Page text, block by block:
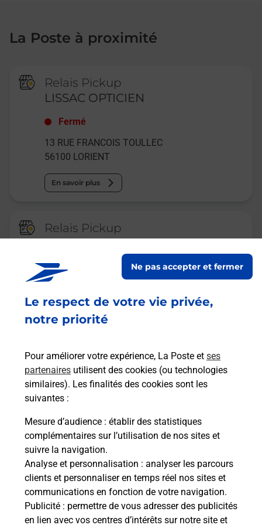
Le respect de votre vie privée,
notre priorité
Pour améliorer votre expérience, La Poste et ses
partenaires utilisent des cookies (ou technologies
similaires). Les finalités des cookies sont les
suivantes :
Mesure d’audience : établir des statistiques
complémentaires sur l’utilisation de nos sites et
suivre la navigation.
Analyse et personnalisation : analyser les parcours
clients et personnaliser en temps réel nos sites et
communications en fonction de votre navigation.
Publicité : permettre de vous adresser des publicités
en lien avec vos centres d’intérêts sur notre site et
Ne pas accepter et fermer
La Poste à proximité
Relais Pickup
LISSAC OPTICIEN
Fermé
13 RUE FRANCOIS TOULLEC
56100 LORIENT
En savoir plus
Relais Pickup
CONSIGNE HOTEL RINASCITEL
jusqu'à 23h59
1 RUE DE BRETAGNE
56260 LARMOR PLAGE
Malin !
La Poste
en ligne
Ouvert 24h/24
En savoir plus